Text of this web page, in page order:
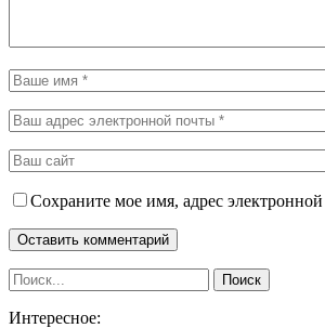
Сохраните мое имя, адрес
Интересное: